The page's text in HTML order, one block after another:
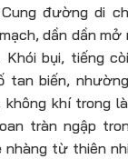
đường di
dần dần
Khói bụi, tiếng
tan biến,
khí trong
tràn ngập
từ thiên